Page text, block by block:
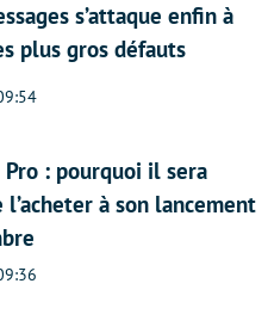
s’attaque enfin à
plus gros défauts
: pourquoi il sera
à son lancement